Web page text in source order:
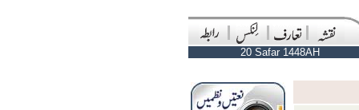
20 Safar 1448AH